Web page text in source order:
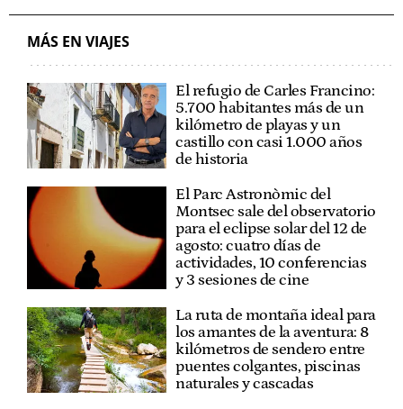
MÁS EN VIAJES
El refugio de Carles Francino:
5.700 habitantes más de un
kilómetro de playas y un
castillo con casi 1.000 años
de historia
El Parc Astronòmic del
Montsec sale del observatorio
para el eclipse solar del 12 de
agosto: cuatro días de
actividades, 10 conferencias
y 3 sesiones de cine
La ruta de montaña ideal para
los amantes de la aventura: 8
kilómetros de sendero entre
puentes colgantes, piscinas
naturales y cascadas